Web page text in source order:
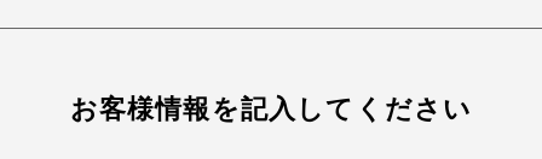
お客様情報を記入してください